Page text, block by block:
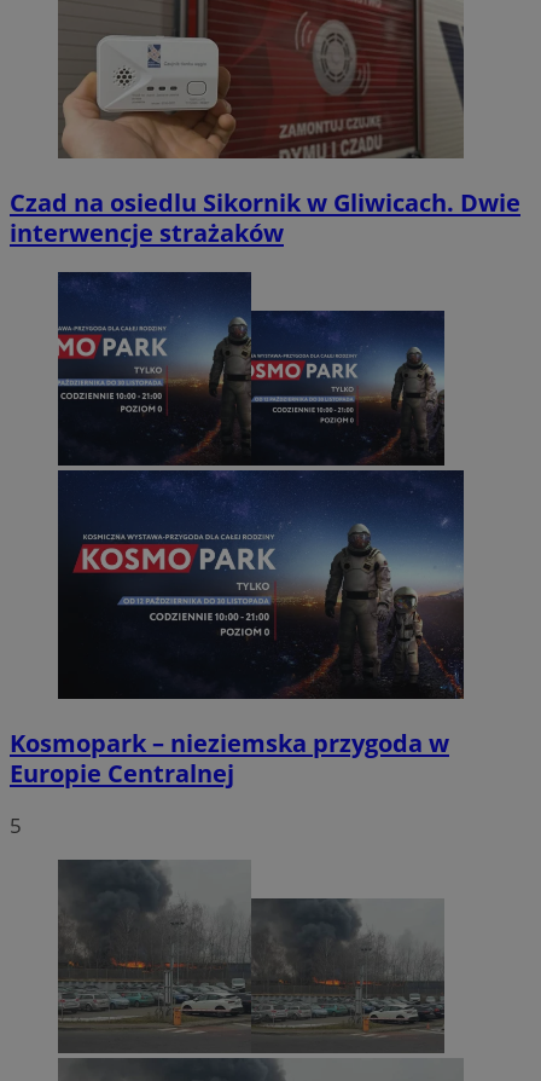
Czad na osiedlu Sikornik w Gliwicach. Dwie
interwencje strażaków
Kosmopark – nieziemska przygoda w
Europie Centralnej
5